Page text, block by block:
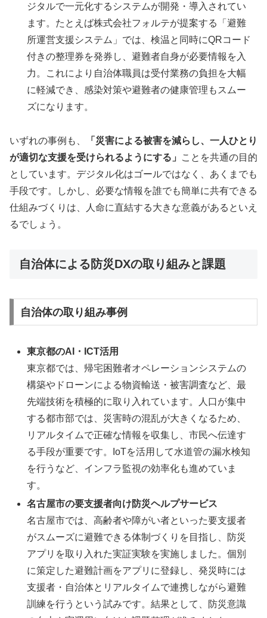
ジタルで一元化するシステムが開発・導入されてい
ます。たとえば株式会社フォルテが提案する「避難
所運営支援システム」では、検温と同時にQRコード
付きの整理券を発券し、避難者自身が必要情報を入
力。これにより自治体職員は受付業務の負担を大幅
に軽減でき、感染対策や避難者の健康管理もスムー
ズになります。
いずれの事例も、
「災害による被害を減らし、一人ひとり
が適切な支援を受けられるようにする」
ことを共通の目的
としています。デジタル化はゴールではなく、あくまでも
手段です。しかし、必要な情報を誰でも簡単に共有できる
仕組みづくりは、人命に直結する大きな意義があるといえ
るでしょう。
自治体による防災DXの取り組みと課題
自治体の取り組み事例
東京都のAI・ICT活用
東京都では、帰宅困難者オペレーションシステムの
構築やドローンによる物資輸送・被害調査など、最
先端技術を積極的に取り入れています。人口が集中
する都市部では、災害時の混乱が大きくなるため、
リアルタイムで正確な情報を収集し、市民へ伝達す
る手段が重要です。IoTを活用して水道管の漏水検知
を行うなど、インフラ監視の効率化も進めていま
す。
名古屋市の要支援者向け防災ヘルプサービス
名古屋市では、高齢者や障がい者といった要支援者
がスムーズに避難できる体制づくりを目指し、防災
アプリを取り入れた実証実験を実施しました。個別
に策定した避難計画をアプリに登録し、発災時には
支援者・自治体とリアルタイムで連携しながら避難
訓練を行うという試みです。結果として、防災意識